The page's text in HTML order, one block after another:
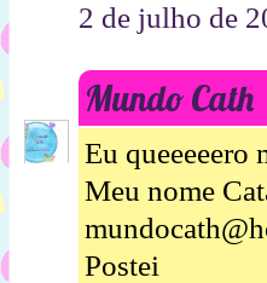
2 de julho de
Mundo Cath
Eu queeeeero
Meu nome
Postei